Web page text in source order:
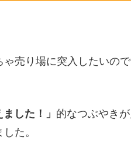
売り場に突入したいの
した！」 的なつぶやき
た。